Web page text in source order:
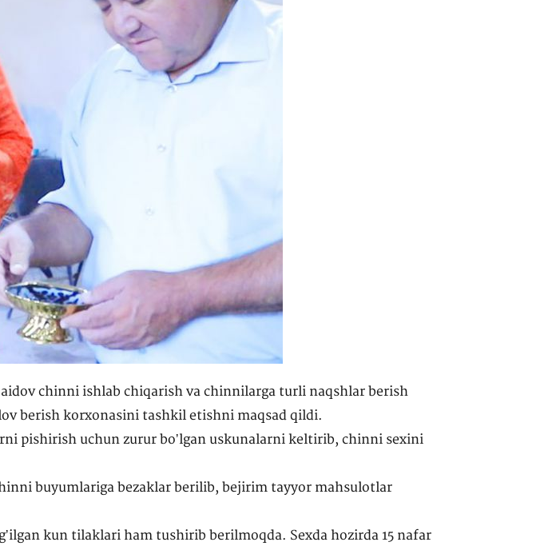
chinni ishlab chiqarish va chinnilarga turli naqshlar berish
berish korxonasini tashkil etishni maqsad qildi.
pishirish uchun zurur boʼlgan uskunalarni keltirib, chinni sexini
buyumlariga bezaklar berilib, bejirim tayyor mahsulotlar
kun tilaklari ham tushirib berilmoqda. Sexda hozirda 15 nafar